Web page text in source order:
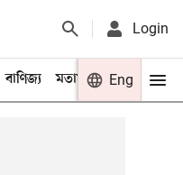
Login
বাণিজ্য মতামত খেলা
Eng